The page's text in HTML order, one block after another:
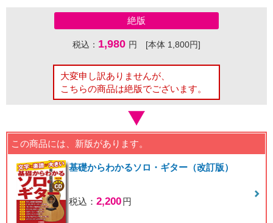
絶版
税込： 1,980 円 [本体 1,800円]
大変申し訳ありませんが、
こちらの商品は絶版でございます。
この商品には、新版があります。
基礎からわかるソロ・ギター（改訂版）
税込： 2,200円